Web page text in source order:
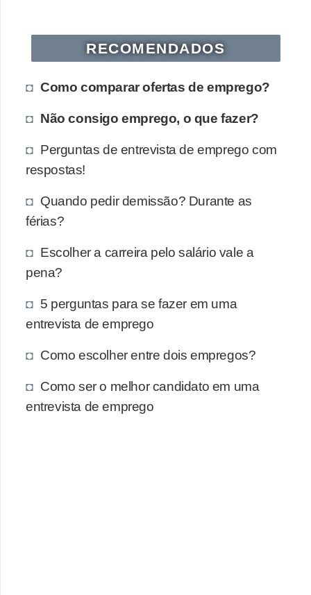
RECOMENDADOS
Como comparar ofertas de emprego?
Não consigo emprego, o que fazer?
Perguntas de entrevista de emprego com
respostas!
Quando pedir demissão? Durante as
férias?
Escolher a carreira pelo salário vale a
pena?
5 perguntas para se fazer em uma
entrevista de emprego
Como escolher entre dois empregos?
Como ser o melhor candidato em uma
entrevista de emprego